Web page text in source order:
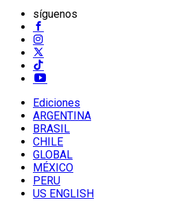
síguenos
Ediciones
ARGENTINA
BRASIL
CHILE
GLOBAL
MÉXICO
PERU
US ENGLISH